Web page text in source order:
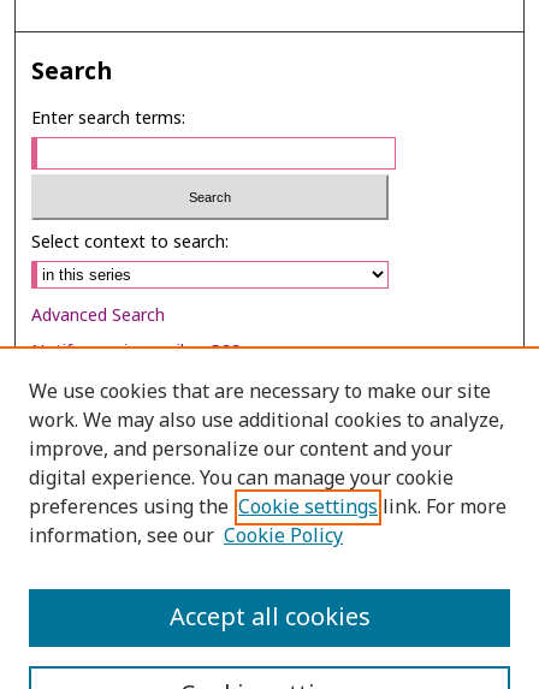
Search
Enter search terms:
Select context to search:
Advanced Search
Notify me via email orRSS
Browse
Collections
Disciplines
Authors
We use cookies that are necessary to make our site
work. We may also use additional cookies to analyze,
improve, and personalize our content and your
digital experience. You can manage your cookie
preferences using the Cookie settings link. For more
information, see our Cookie Policy
Accept all cookies